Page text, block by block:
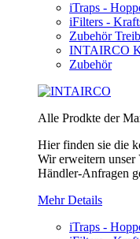
iTraps -
iFilters -
Zubehör
INTAIRCO
Zubehör
Alle Prodkte der
Hier finden sie die
Wir erweitern unser
Händler-Anfragen
Mehr Details
iTraps -